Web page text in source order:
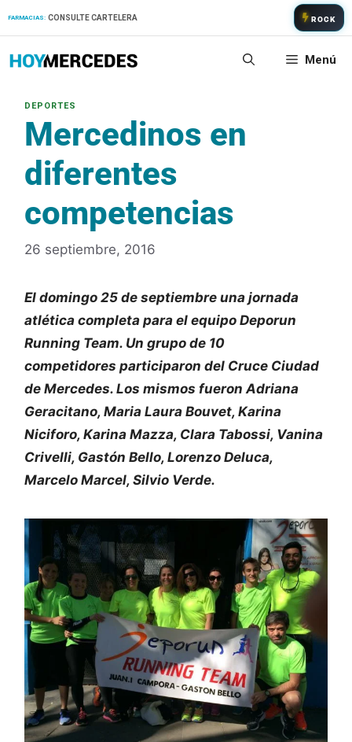
FARMACIAS: CONSULTE CARTELERA ROCK
Menú
Mercedinos en
diferentes
competencias
26 septiembre, 2016
El domingo 25 de septiembre una jornada
atlética completa para el equipo Deporun
Running Team. Un grupo de 10
competidores participaron del Cruce Ciudad
de Mercedes. Los mismos fueron Adriana
Geracitano, Maria Laura Bouvet, Karina
Niciforo, Karina Mazza, Clara Tabossi, Vanina
Crivelli, Gastón Bello, Lorenzo Deluca,
Marcelo Marcel, Silvio Verde.